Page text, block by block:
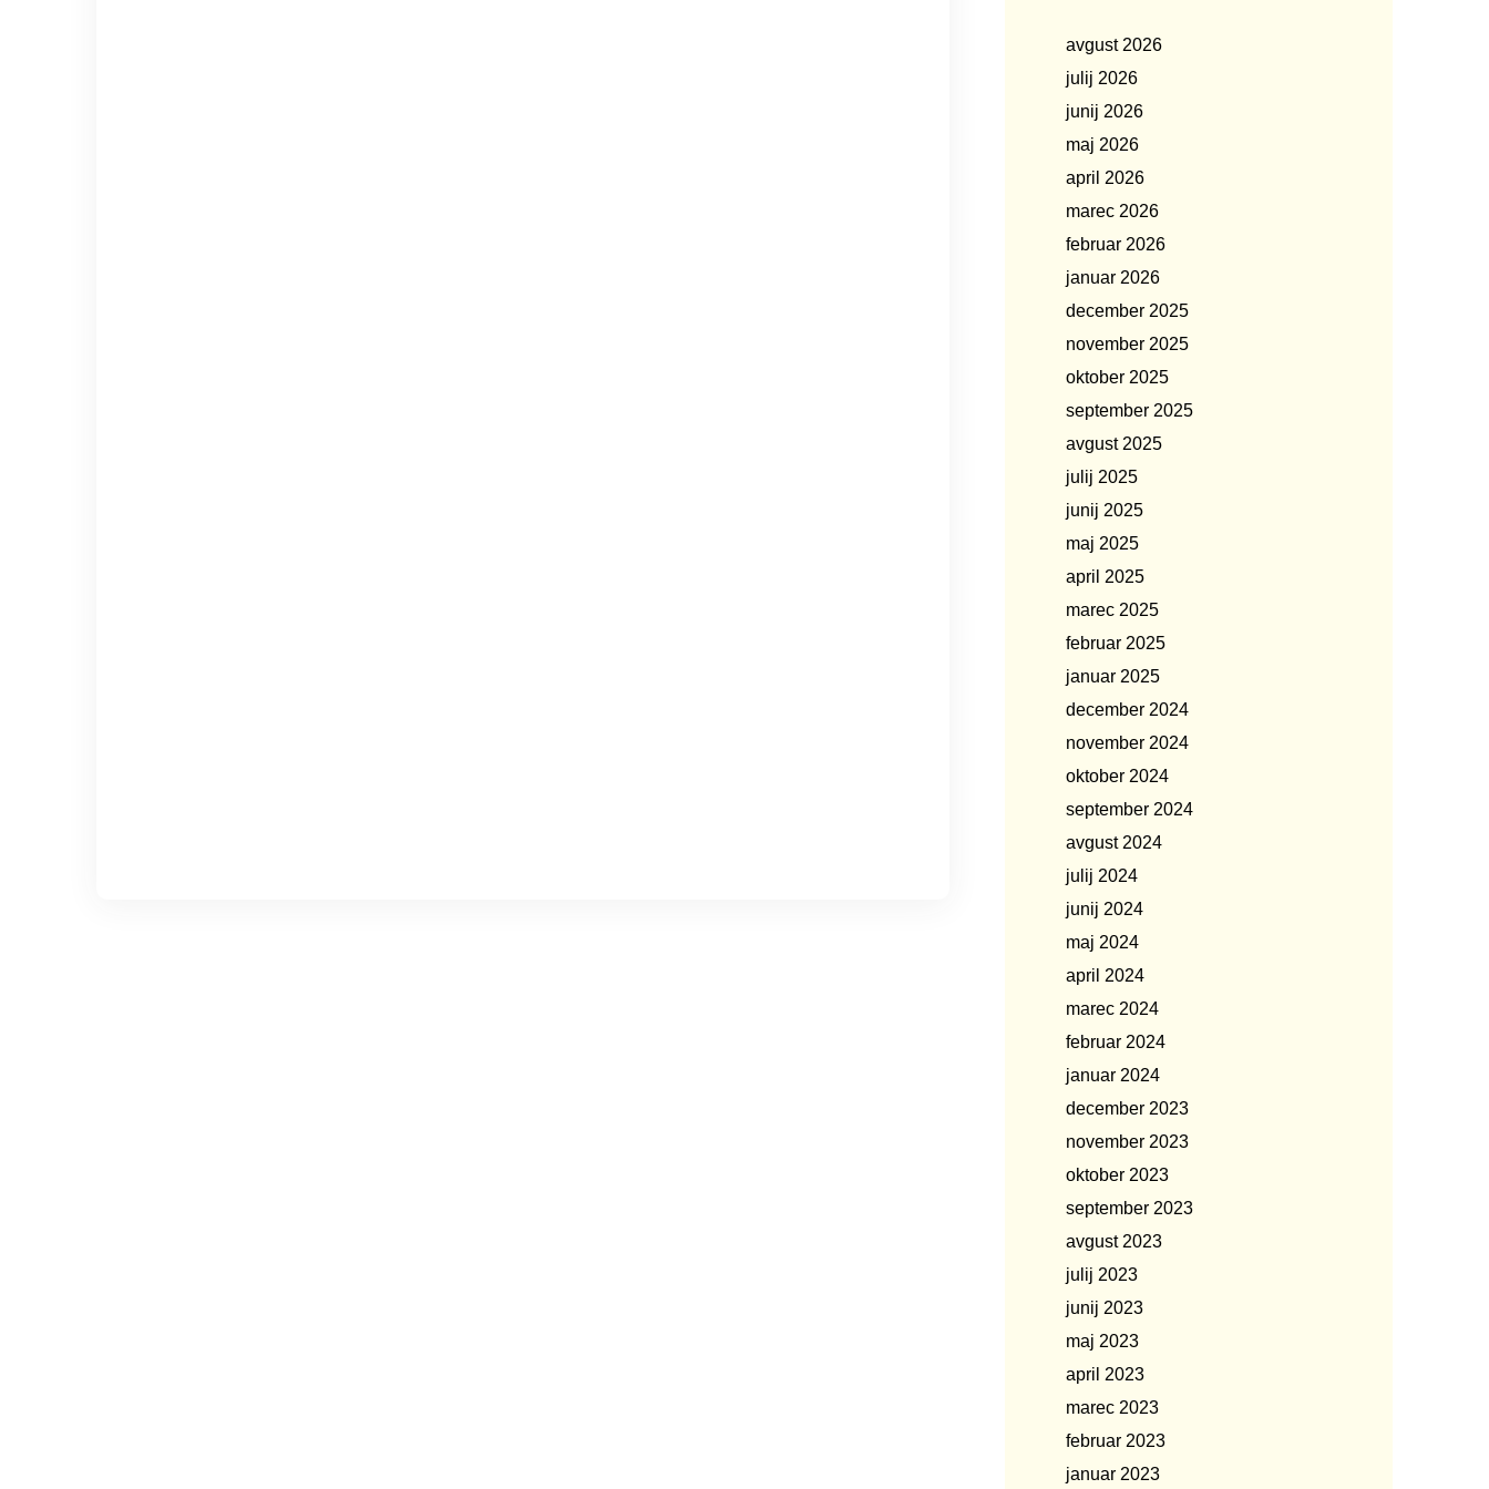
avgust 2026
julij 2026
junij 2026
maj 2026
april 2026
marec 2026
februar 2026
januar 2026
december 2025
november 2025
oktober 2025
september 2025
avgust 2025
julij 2025
junij 2025
maj 2025
april 2025
marec 2025
februar 2025
januar 2025
december 2024
november 2024
oktober 2024
september 2024
avgust 2024
julij 2024
junij 2024
maj 2024
april 2024
marec 2024
februar 2024
januar 2024
december 2023
november 2023
oktober 2023
september 2023
avgust 2023
julij 2023
junij 2023
maj 2023
april 2023
marec 2023
februar 2023
januar 2023